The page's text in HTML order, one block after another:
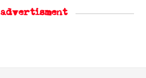
advertisment